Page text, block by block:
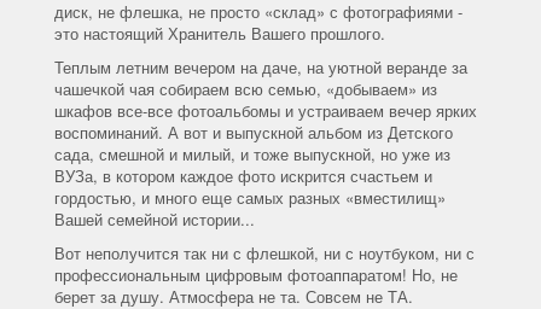
диск, не флешка, не просто «склад» с фотографиями -
это настоящий Хранитель Вашего прошлого.
Теплым летним вечером на даче, на уютной веранде за
чашечкой чая собираем всю семью, «добываем» из
шкафов все-все фотоальбомы и устраиваем вечер ярких
воспоминаний. А вот и выпускной альбом из Детского
сада, смешной и милый, и тоже выпускной, но уже из
ВУЗа, в котором каждое фото искрится счастьем и
гордостью, и много еще самых разных «вместилищ»
Вашей семейной истории...
Вот неполучится так ни с флешкой, ни с ноутбуком, ни с
профессиональным цифровым фотоаппаратом! Но, не
берет за душу. Атмосфера не та. Совсем не ТА.